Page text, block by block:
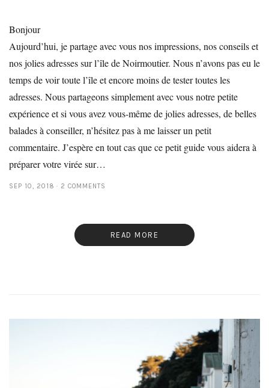
Bonjour
Aujourd’hui, je partage avec vous nos impressions, nos conseils et
nos jolies adresses sur l’île de Noirmoutier. Nous n’avons pas eu le
temps de voir toute l’île et encore moins de tester toutes les
adresses. Nous partageons simplement avec vous notre petite
expérience et si vous avez vous-même de jolies adresses, de belles
balades à conseiller, n’hésitez pas à me laisser un petit
commentaire. J’espère en tout cas que ce petit guide vous aidera à
préparer votre virée sur…
SEP 10, 2018 2 COMMENTS
READ MORE